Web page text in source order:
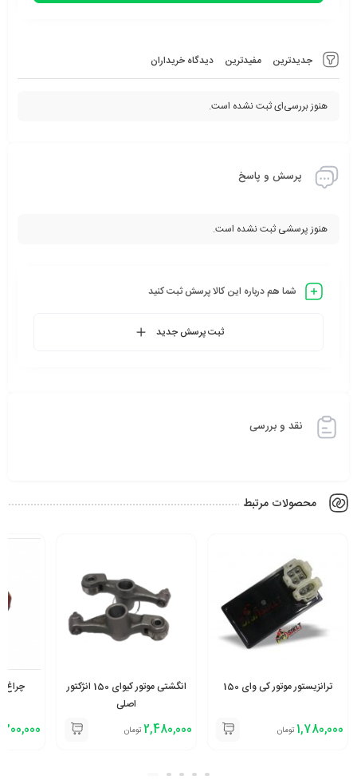
جدیدترین مفیدترین دیدگاه خریداران
هنوز بررسی‌ای ثبت نشده است.
پرسش و پاسخ
هنوز پرسشی ثبت نشده است.
شما هم درباره این کالا پرسش ثبت کنید
ثبت پرسش جدید
نقد و بررسی
محصولات مرتبط
ترانزیستور موتور کی وای 150
1,780,000 تومان
انگشتی موتور کیوای 150 انژکتور
اصلی
2,480,000 تومان
چراغ